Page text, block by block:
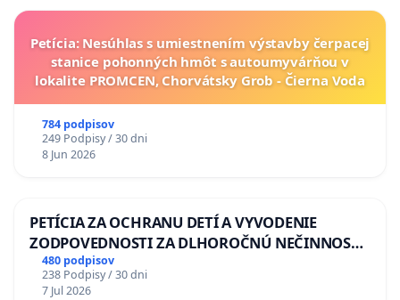
Petícia: Nesúhlas s umiestnením výstavby čerpacej
stanice pohonných hmôt s autoumyvárňou v
lokalite PROMCEN, Chorvátsky Grob - Čierna Voda
784 podpisov
249 Podpisy / 30 dni
8 Jun 2026
PETÍCIA ZA OCHRANU DETÍ A VYVODENIE
ZODPOVEDNOSTI ZA DLHOROČNÚ NEČINNOSŤ
A ZLYHANIE ŠTÁTU
480 podpisov
238 Podpisy / 30 dni
7 Jul 2026